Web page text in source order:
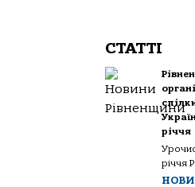
СТАТТІ
річчя
річчя